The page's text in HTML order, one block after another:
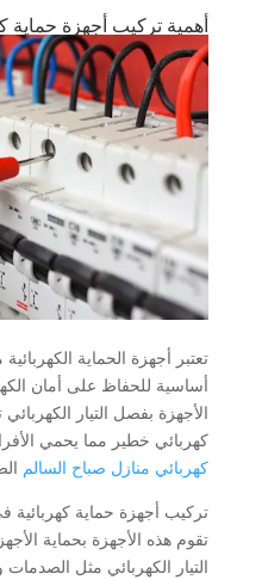
أهمية تركيب أجهزة حماية
تعتبر أجهزة الحماية
أساسية للحفاظ على أمان
الأجهزة بفصل التيار
كهربائي خطير مما يحمي
كهربائي منازل صباح السالم
تركيب أجهزة حماية كهربائية
تقوم هذه الأجهزة بحماية
التيار الكهربائي مثل